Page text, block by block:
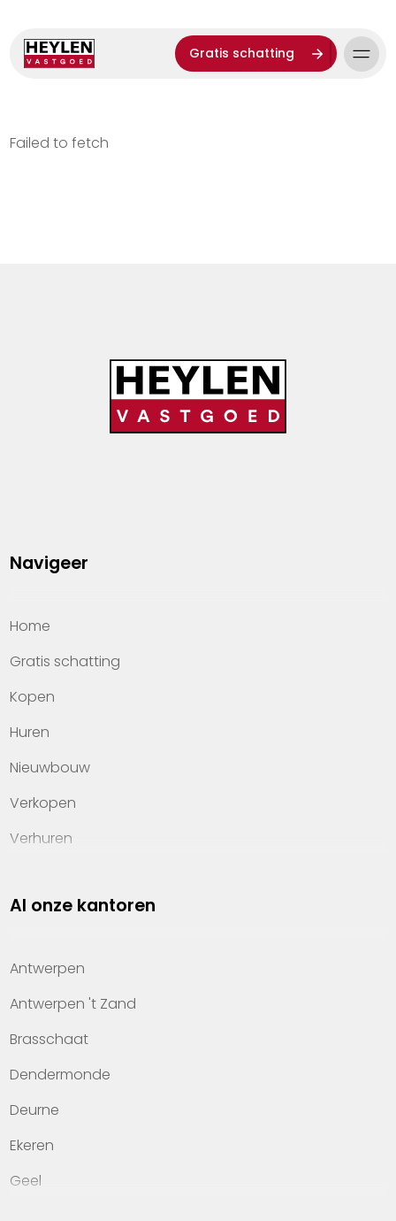
Gratis schatting
Failed to fetch
Navigeer
Home
Gratis schatting
Kopen
Huren
Nieuwbouw
Verkopen
Verhuren
Property management
Kennis van wonen
Kantoren
Veelgestelde vragen
Werken bij Heylen Vastgoed
Contact
Al onze kantoren
Antwerpen
Antwerpen 't Zand
Brasschaat
Dendermonde
Deurne
Ekeren
Geel